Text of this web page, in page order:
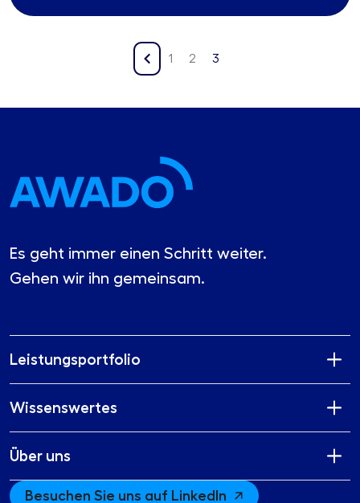
1 2 3
Es geht immer einen Schritt weiter.
Gehen wir ihn gemeinsam.
Leistungsportfolio
Wissenswertes
Über uns
Besuchen Sie uns auf LinkedIn